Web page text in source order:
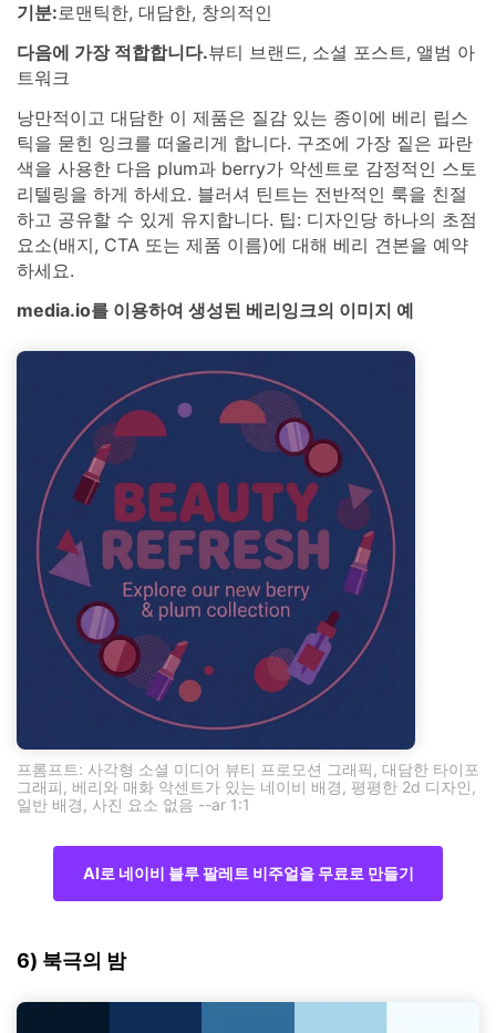
기분:로맨틱한, 대담한, 창의적인
다음에 가장 적합합니다.뷰티 브랜드, 소셜 포스트, 앨범 아
트워크
낭만적이고 대담한 이 제품은 질감 있는 종이에 베리 립스
틱을 묻힌 잉크를 떠올리게 합니다. 구조에 가장 짙은 파란
색을 사용한 다음 plum과 berry가 악센트로 감정적인 스토
리텔링을 하게 하세요. 블러셔 틴트는 전반적인 룩을 친절
하고 공유할 수 있게 유지합니다. 팁: 디자인당 하나의 초점
요소(배지, CTA 또는 제품 이름)에 대해 베리 견본을 예약
하세요.
media.io를 이용하여 생성된 베리잉크의 이미지 예
프롬프트: 사각형 소셜 미디어 뷰티 프로모션 그래픽, 대담한 타이포
그래피, 베리와 매화 악센트가 있는 네이비 배경, 평평한 2d 디자인,
일반 배경, 사진 요소 없음 --ar 1:1
AI로 네이비 블루 팔레트 비주얼을 무료로 만들기
6) 북극의 밤